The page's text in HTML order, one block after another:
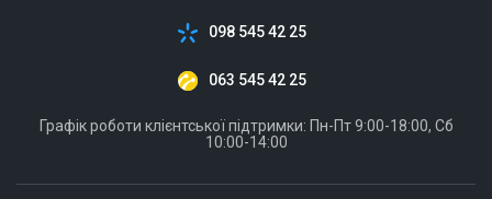
098 545 42 25
063 545 42 25
Графік роботи клієнтської підтримки: Пн-Пт 9:00-18:00, Сб
10:00-14:00